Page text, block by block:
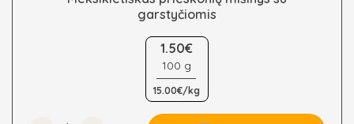
garstyčiomis
product
has
multiple
variants.
The
1.50€
100 g
15.00€/kg